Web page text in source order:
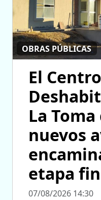
OBRAS PÚBLICAS
El
La
nuevos
etapa
07/08/2026 14:30